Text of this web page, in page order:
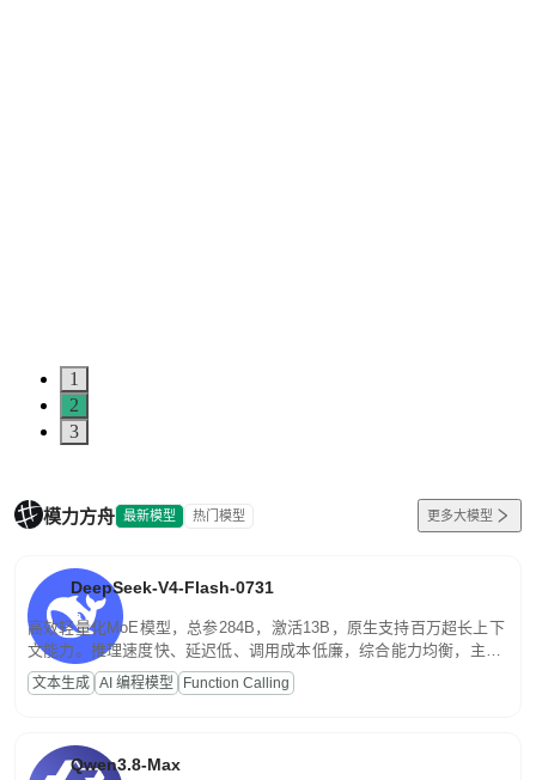
1
2
3
模力方舟 最新模型 热门模型 更多大模型
DeepSeek-V4-Flash-0731
高效轻量化MoE模型，总参284B，激活13B，原生支持百万超长上下
文能力。推理速度快、延迟低、调用成本低廉，综合能力均衡，主打
高并发、轻量化任务，适合日常对话、内容创作、基础 RAG、批量
文案处理等普惠刚需场景。
文本生成 AI 编程模型 Function Calling
Qwen3.8-Max